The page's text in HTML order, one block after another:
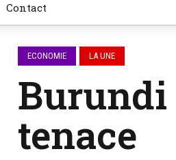
Contact
ECONOMIE LA UNE
Burundi
tenace